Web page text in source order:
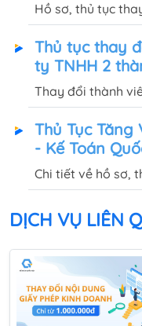
Hồ sơ, thủ tục
thành viên như
không? Quốc
này.
Thủ tục thay
ty TNHH 2
Thay đổi thành
thủ tục thay đổi
thành viên ra
này.
Thủ Tục Tăng
- Kế Toán
Chi tiết về hồ sơ,
công ty TNHH 1
viên trở lên sẽ
viết này.
DỊCH VỤ LIÊN